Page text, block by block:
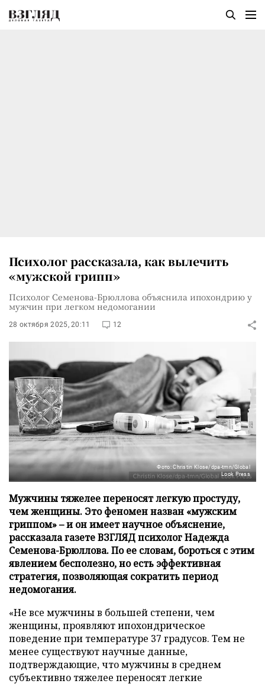
Психолог рассказала, как вылечить
«мужской грипп»
Психолог Семенова-Брюллова объяснила ипохондрию у
мужчин при легком недомогании
28 октября 2025, 20:11 12
Фото: Christin Klose/dpa-tmn/Global
Look Press
Мужчины тяжелее переносят легкую простуду,
чем женщины. Это феномен назван «мужским
гриппом» – и он имеет научное объяснение,
рассказала газете ВЗГЛЯД психолог Надежда
Семенова-Брюллова. По ее словам, бороться с этим
явлением бесполезно, но есть эффективная
стратегия, позволяющая сократить период
недомогания.
«Не все мужчины в большей степени, чем
женщины, проявляют ипохондрическое
поведение при температуре 37 градусов. Тем не
менее существуют научные данные,
подтверждающие, что мужчины в среднем
субъективно тяжелее переносят легкие